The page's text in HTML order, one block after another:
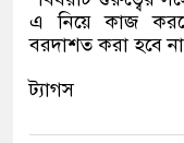
এ নিয়ে কাজ
বরদাশত করা হবে
ট্যাগস